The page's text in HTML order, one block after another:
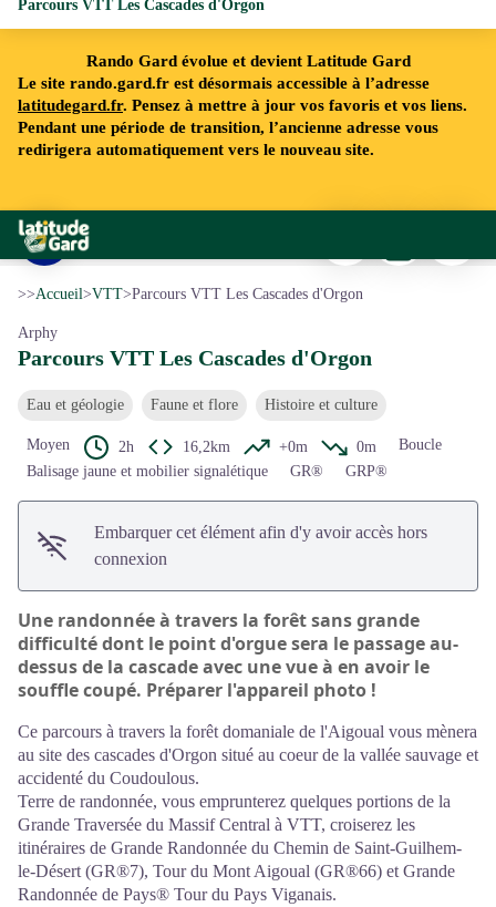
Rando Gard évolue et devient Latitude Gard
Le site rando.gard.fr est désormais accessible à l’adresse
latitudegard.fr. Pensez à mettre à jour vos favoris et vos liens.
Pendant une période de transition, l’ancienne adresse vous
redirigera automatiquement vers le nouveau site.
Rando Gard
Parcours VTT Les Cascades d'Orgon
Voir l'image en plein écran
>>Accueil>VTT>Parcours VTT Les Cascades d'Orgon
Arphy
Parcours VTT Les Cascades d'Orgon
Eau et géologie Faune et flore Histoire et culture
Moyen 2h 16,2km +0m 0m
Boucle
Balisage jaune et mobilier signalétique
GR® GRP®
Embarquer cet élément afin d'y avoir accès hors
connexion
Une randonnée à travers la forêt sans grande
difficulté dont le point d'orgue sera le passage au-
dessus de la cascade avec une vue à en avoir le
souffle coupé. Préparer l'appareil photo !
Ce parcours à travers la forêt domaniale de l'Aigoual vous mènera
au site des cascades d'Orgon situé au coeur de la vallée sauvage et
accidenté du Coudoulous.
Terre de randonnée, vous emprunterez quelques portions de la
Grande Traversée du Massif Central à VTT, croiserez les
itinéraires de Grande Randonnée du Chemin de Saint-Guilhem-
le-Désert (GR®7), Tour du Mont Aigoual (GR®66) et Grande
Randonnée de Pays® Tour du Pays Viganais.